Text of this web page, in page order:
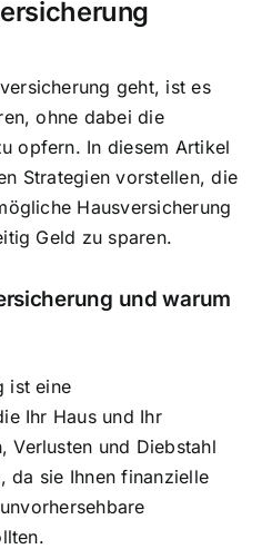
geht, ist es
, ohne dabei die
opfern. In diesem Artikel
Strategien vorstellen, die
Hausversicherung
Geld zu sparen.
und warum
ist eine
Ihr Haus und Ihr
Verlusten und Diebstahl
da sie Ihnenfinanzielle